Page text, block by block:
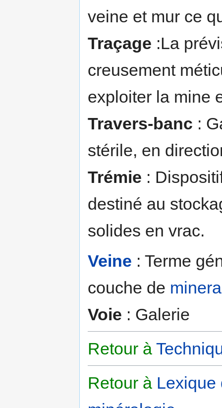
veine et mur ce
Traçage :La
creusement
exploiter la mine
Travers-banc :
stérile, en
Trémie :
destiné au
solides en vrac.
Veine : Terme
couche de
Voie : Galerie
Retour à
Retour à Lexique